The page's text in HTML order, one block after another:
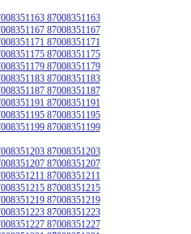
87008351163
87008351167
87008351171
87008351175
87008351179
87008351183
87008351187
87008351191
87008351195
87008351199
87008351203
87008351207
87008351211
87008351215
87008351219
87008351223
87008351227